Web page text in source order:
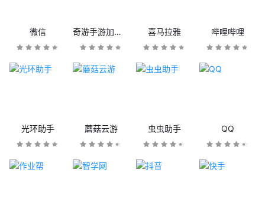
微信 奇游手游加速器 喜马拉雅 哔哩哔哩
光环助手 蘑菇云游 虫虫助手 QQ